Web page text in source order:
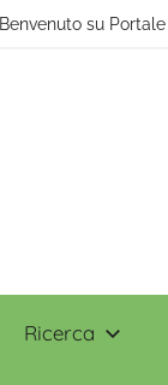
Benvenuto su
Ricerca